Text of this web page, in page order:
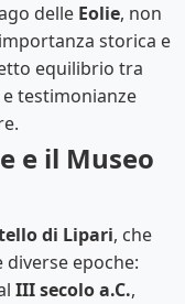
delle Eolie, non
storica e
equilibrio tra
testimonianze
e il Museo
di Lipari, che
epoche:
III secolo a.C.,